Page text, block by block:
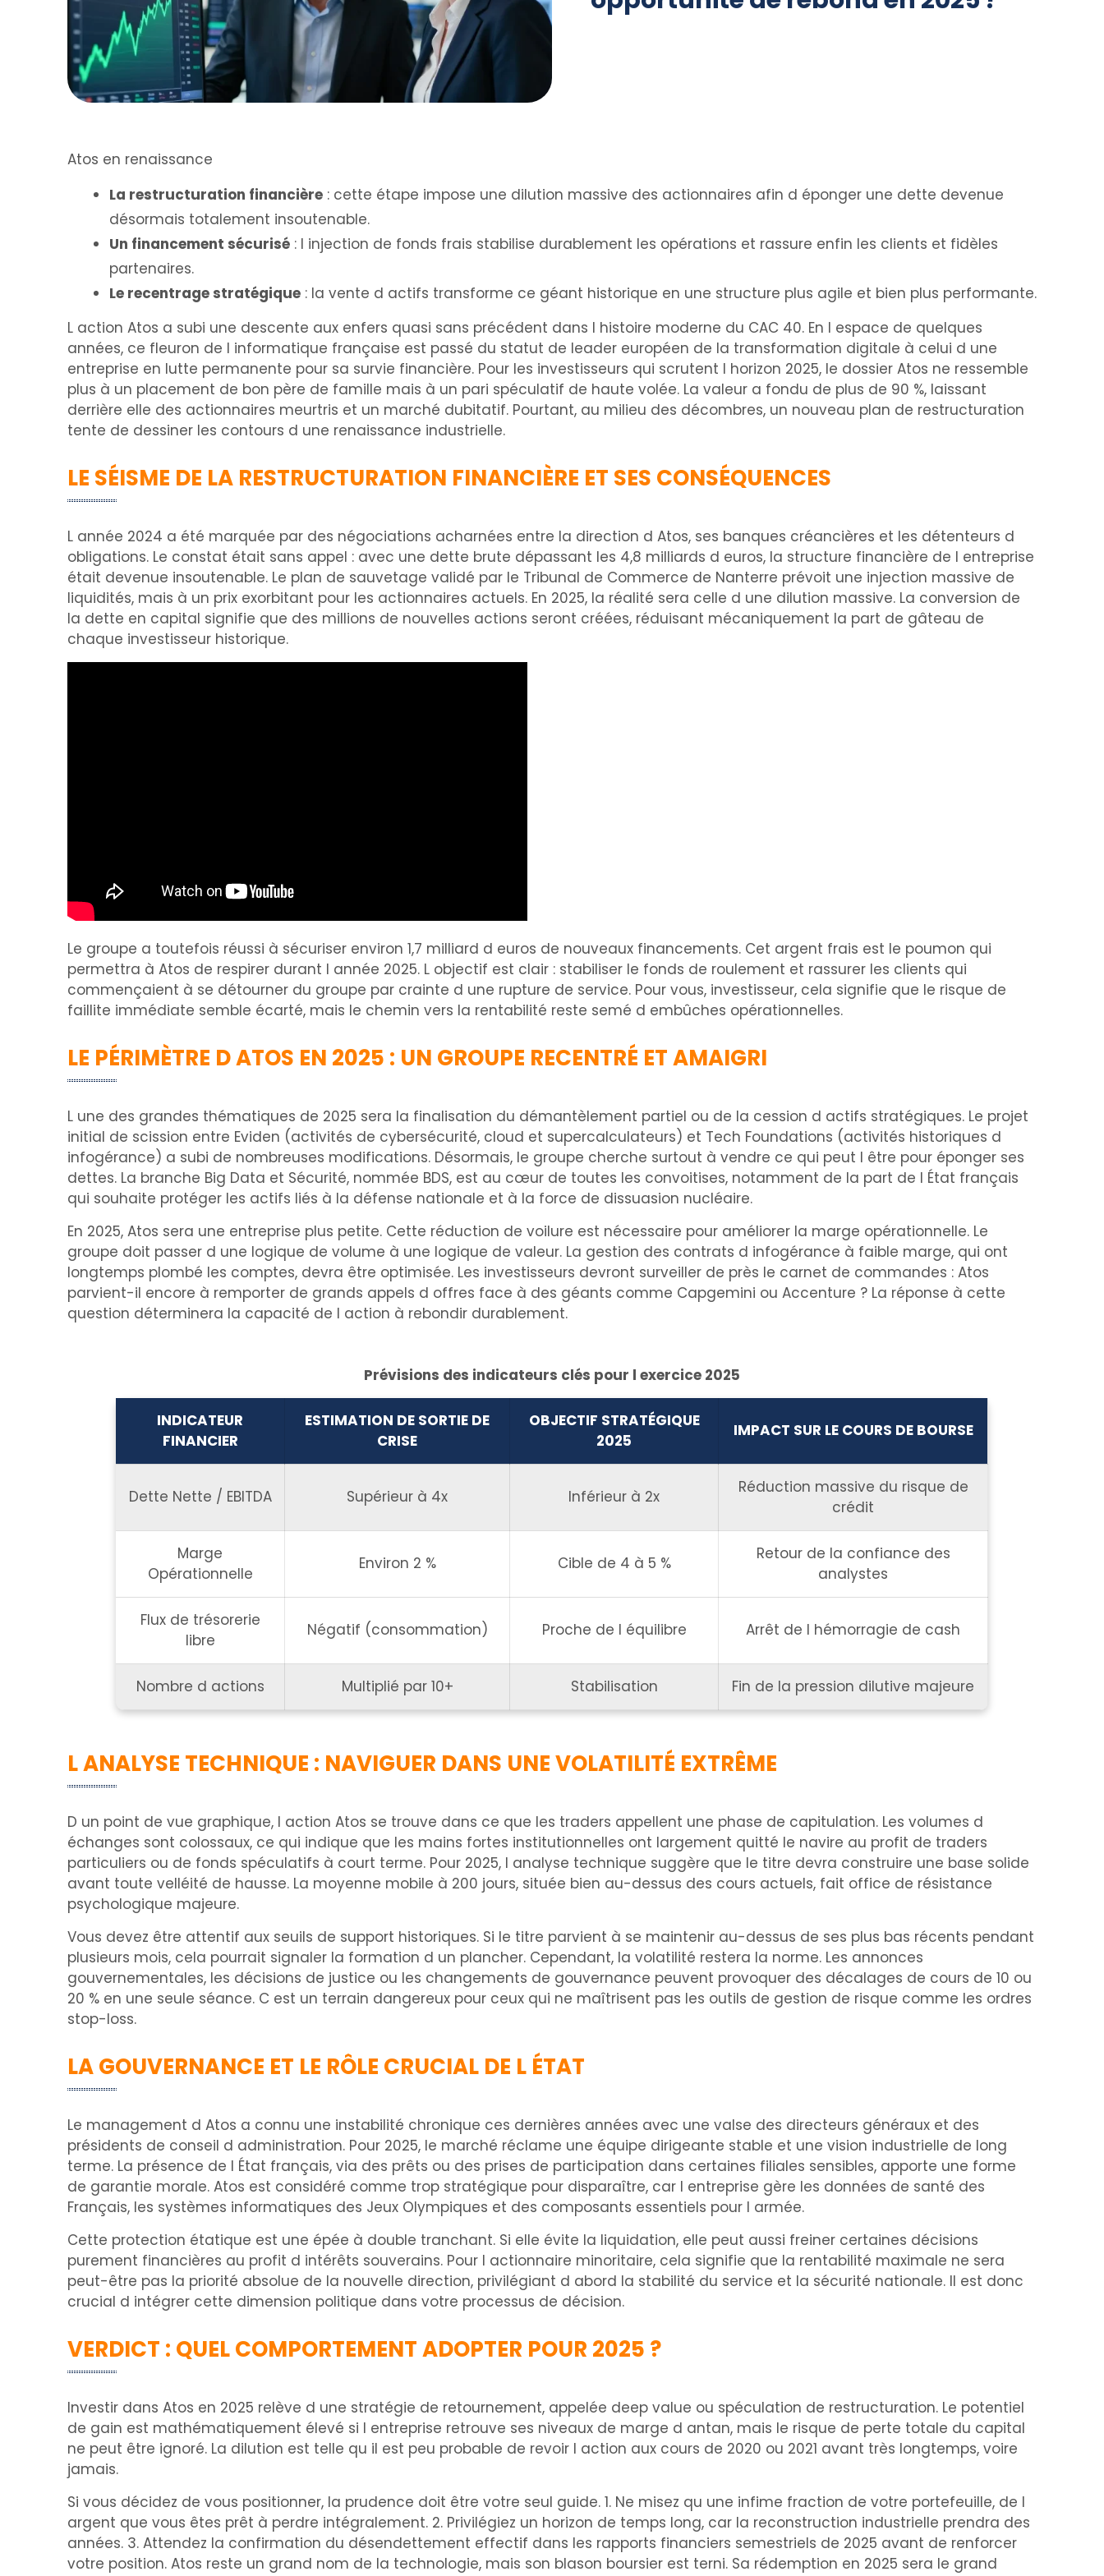
Atos en renaissance
La restructuration financière : cette étape impose une dilution massive des actionnaires afin d éponger une dette devenue
désormais totalement insoutenable.
Un financement sécurisé : l injection de fonds frais stabilise durablement les opérations et rassure enfin les clients et fidèles
partenaires.
Le recentrage stratégique : la vente d actifs transforme ce géant historique en une structure plus agile et bien plus performante.
L action Atos a subi une descente aux enfers quasi sans précédent dans l histoire moderne du CAC 40. En l espace de quelques
années, ce fleuron de l informatique française est passé du statut de leader européen de la transformation digitale à celui d une
entreprise en lutte permanente pour sa survie financière. Pour les investisseurs qui scrutent l horizon 2025, le dossier Atos ne ressemble
plus à un placement de bon père de famille mais à un pari spéculatif de haute volée. La valeur a fondu de plus de 90 %, laissant
derrière elle des actionnaires meurtris et un marché dubitatif. Pourtant, au milieu des décombres, un nouveau plan de restructuration
tente de dessiner les contours d une renaissance industrielle.
LE SÉISME DE LA RESTRUCTURATION FINANCIÈRE ET SES CONSÉQUENCES
L année 2024 a été marquée par des négociations acharnées entre la direction d Atos, ses banques créancières et les détenteurs d
obligations. Le constat était sans appel : avec une dette brute dépassant les 4,8 milliards d euros, la structure financière de l entreprise
était devenue insoutenable. Le plan de sauvetage validé par le Tribunal de Commerce de Nanterre prévoit une injection massive de
liquidités, mais à un prix exorbitant pour les actionnaires actuels. En 2025, la réalité sera celle d une dilution massive. La conversion de
la dette en capital signifie que des millions de nouvelles actions seront créées, réduisant mécaniquement la part de gâteau de
chaque investisseur historique.
Le groupe a toutefois réussi à sécuriser environ 1,7 milliard d euros de nouveaux financements. Cet argent frais est le poumon qui
permettra à Atos de respirer durant l année 2025. L objectif est clair : stabiliser le fonds de roulement et rassurer les clients qui
commençaient à se détourner du groupe par crainte d une rupture de service. Pour vous, investisseur, cela signifie que le risque de
faillite immédiate semble écarté, mais le chemin vers la rentabilité reste semé d embûches opérationnelles.
LE PÉRIMÈTRE D ATOS EN 2025 : UN GROUPE RECENTRÉ ET AMAIGRI
L une des grandes thématiques de 2025 sera la finalisation du démantèlement partiel ou de la cession d actifs stratégiques. Le projet
initial de scission entre Eviden (activités de cybersécurité, cloud et supercalculateurs) et Tech Foundations (activités historiques d
infogérance) a subi de nombreuses modifications. Désormais, le groupe cherche surtout à vendre ce qui peut l être pour éponger ses
dettes. La branche Big Data et Sécurité, nommée BDS, est au cœur de toutes les convoitises, notamment de la part de l État français
qui souhaite protéger les actifs liés à la défense nationale et à la force de dissuasion nucléaire.
En 2025, Atos sera une entreprise plus petite. Cette réduction de voilure est nécessaire pour améliorer la marge opérationnelle. Le
groupe doit passer d une logique de volume à une logique de valeur. La gestion des contrats d infogérance à faible marge, qui ont
longtemps plombé les comptes, devra être optimisée. Les investisseurs devront surveiller de près le carnet de commandes : Atos
parvient-il encore à remporter de grands appels d offres face à des géants comme Capgemini ou Accenture ? La réponse à cette
question déterminera la capacité de l action à rebondir durablement.
Prévisions des indicateurs clés pour l exercice 2025
INDICATEUR
FINANCIER
ESTIMATION DE SORTIE DE
CRISE
OBJECTIF STRATÉGIQUE
2025
IMPACT SUR LE COURS DE BOURSE
Dette Nette / EBITDA Supérieur à 4x Inférieur à 2x
Réduction massive du risque de
crédit
Marge
Opérationnelle
Environ 2 % Cible de 4 à 5 %
Retour de la confiance des
analystes
Flux de trésorerie
libre
Négatif (consommation) Proche de l équilibre Arrêt de l hémorragie de cash
Nombre d actions Multiplié par 10+ Stabilisation Fin de la pression dilutive majeure
L ANALYSE TECHNIQUE : NAVIGUER DANS UNE VOLATILITÉ EXTRÊME
D un point de vue graphique, l action Atos se trouve dans ce que les traders appellent une phase de capitulation. Les volumes d
échanges sont colossaux, ce qui indique que les mains fortes institutionnelles ont largement quitté le navire au profit de traders
particuliers ou de fonds spéculatifs à court terme. Pour 2025, l analyse technique suggère que le titre devra construire une base solide
avant toute velléité de hausse. La moyenne mobile à 200 jours, située bien au-dessus des cours actuels, fait office de résistance
psychologique majeure.
Vous devez être attentif aux seuils de support historiques. Si le titre parvient à se maintenir au-dessus de ses plus bas récents pendant
plusieurs mois, cela pourrait signaler la formation d un plancher. Cependant, la volatilité restera la norme. Les annonces
gouvernementales, les décisions de justice ou les changements de gouvernance peuvent provoquer des décalages de cours de 10 ou
20 % en une seule séance. C est un terrain dangereux pour ceux qui ne maîtrisent pas les outils de gestion de risque comme les ordres
stop-loss.
LA GOUVERNANCE ET LE RÔLE CRUCIAL DE L ÉTAT
Le management d Atos a connu une instabilité chronique ces dernières années avec une valse des directeurs généraux et des
présidents de conseil d administration. Pour 2025, le marché réclame une équipe dirigeante stable et une vision industrielle de long
terme. La présence de l État français, via des prêts ou des prises de participation dans certaines filiales sensibles, apporte une forme
de garantie morale. Atos est considéré comme trop stratégique pour disparaître, car l entreprise gère les données de santé des
Français, les systèmes informatiques des Jeux Olympiques et des composants essentiels pour l armée.
Cette protection étatique est une épée à double tranchant. Si elle évite la liquidation, elle peut aussi freiner certaines décisions
purement financières au profit d intérêts souverains. Pour l actionnaire minoritaire, cela signifie que la rentabilité maximale ne sera
peut-être pas la priorité absolue de la nouvelle direction, privilégiant d abord la stabilité du service et la sécurité nationale. Il est donc
crucial d intégrer cette dimension politique dans votre processus de décision.
VERDICT : QUEL COMPORTEMENT ADOPTER POUR 2025 ?
Investir dans Atos en 2025 relève d une stratégie de retournement, appelée deep value ou spéculation de restructuration. Le potentiel
de gain est mathématiquement élevé si l entreprise retrouve ses niveaux de marge d antan, mais le risque de perte totale du capital
ne peut être ignoré. La dilution est telle qu il est peu probable de revoir l action aux cours de 2020 ou 2021 avant très longtemps, voire
jamais.
Si vous décidez de vous positionner, la prudence doit être votre seul guide. 1. Ne misez qu une infime fraction de votre portefeuille, de l
argent que vous êtes prêt à perdre intégralement. 2. Privilégiez un horizon de temps long, car la reconstruction industrielle prendra des
années. 3. Attendez la confirmation du désendettement effectif dans les rapports financiers semestriels de 2025 avant de renforcer
votre position. Atos reste un grand nom de la technologie, mais son blason boursier est terni. Sa rédemption en 2025 sera le grand